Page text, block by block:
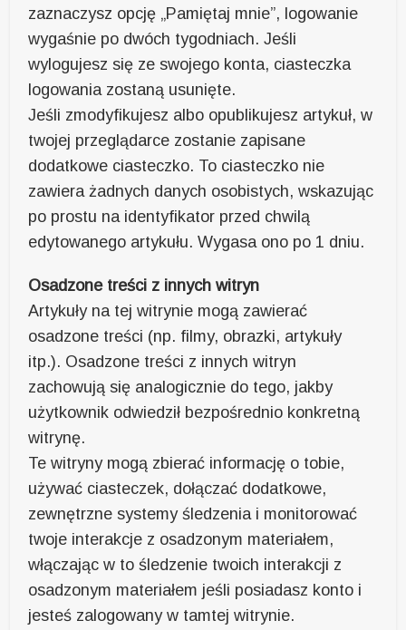
zaznaczysz opcję „Pamiętaj mnie”, logowanie
wygaśnie po dwóch tygodniach. Jeśli
wylogujesz się ze swojego konta, ciasteczka
logowania zostaną usunięte.
Jeśli zmodyfikujesz albo opublikujesz artykuł, w
twojej przeglądarce zostanie zapisane
dodatkowe ciasteczko. To ciasteczko nie
zawiera żadnych danych osobistych, wskazując
po prostu na identyfikator przed chwilą
edytowanego artykułu. Wygasa ono po 1 dniu.
Osadzone treści z innych witryn
Artykuły na tej witrynie mogą zawierać
osadzone treści (np. filmy, obrazki, artykuły
itp.). Osadzone treści z innych witryn
zachowują się analogicznie do tego, jakby
użytkownik odwiedził bezpośrednio konkretną
witrynę.
Te witryny mogą zbierać informację o tobie,
używać ciasteczek, dołączać dodatkowe,
zewnętrzne systemy śledzenia i monitorować
twoje interakcje z osadzonym materiałem,
włączając w to śledzenie twoich interakcji z
osadzonym materiałem jeśli posiadasz konto i
jesteś zalogowany w tamtej witrynie.